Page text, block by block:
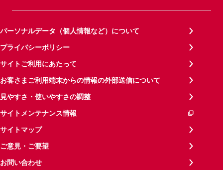
パーソナルデータ（個人情報など）について
プライバシーポリシー
サイトご利用にあたって
お客さまご利用端末からの情報の外部送信について
見やすさ・使いやすさの調整
サイトメンテナンス情報
サイトマップ
ご意見・ご要望
お問い合わせ